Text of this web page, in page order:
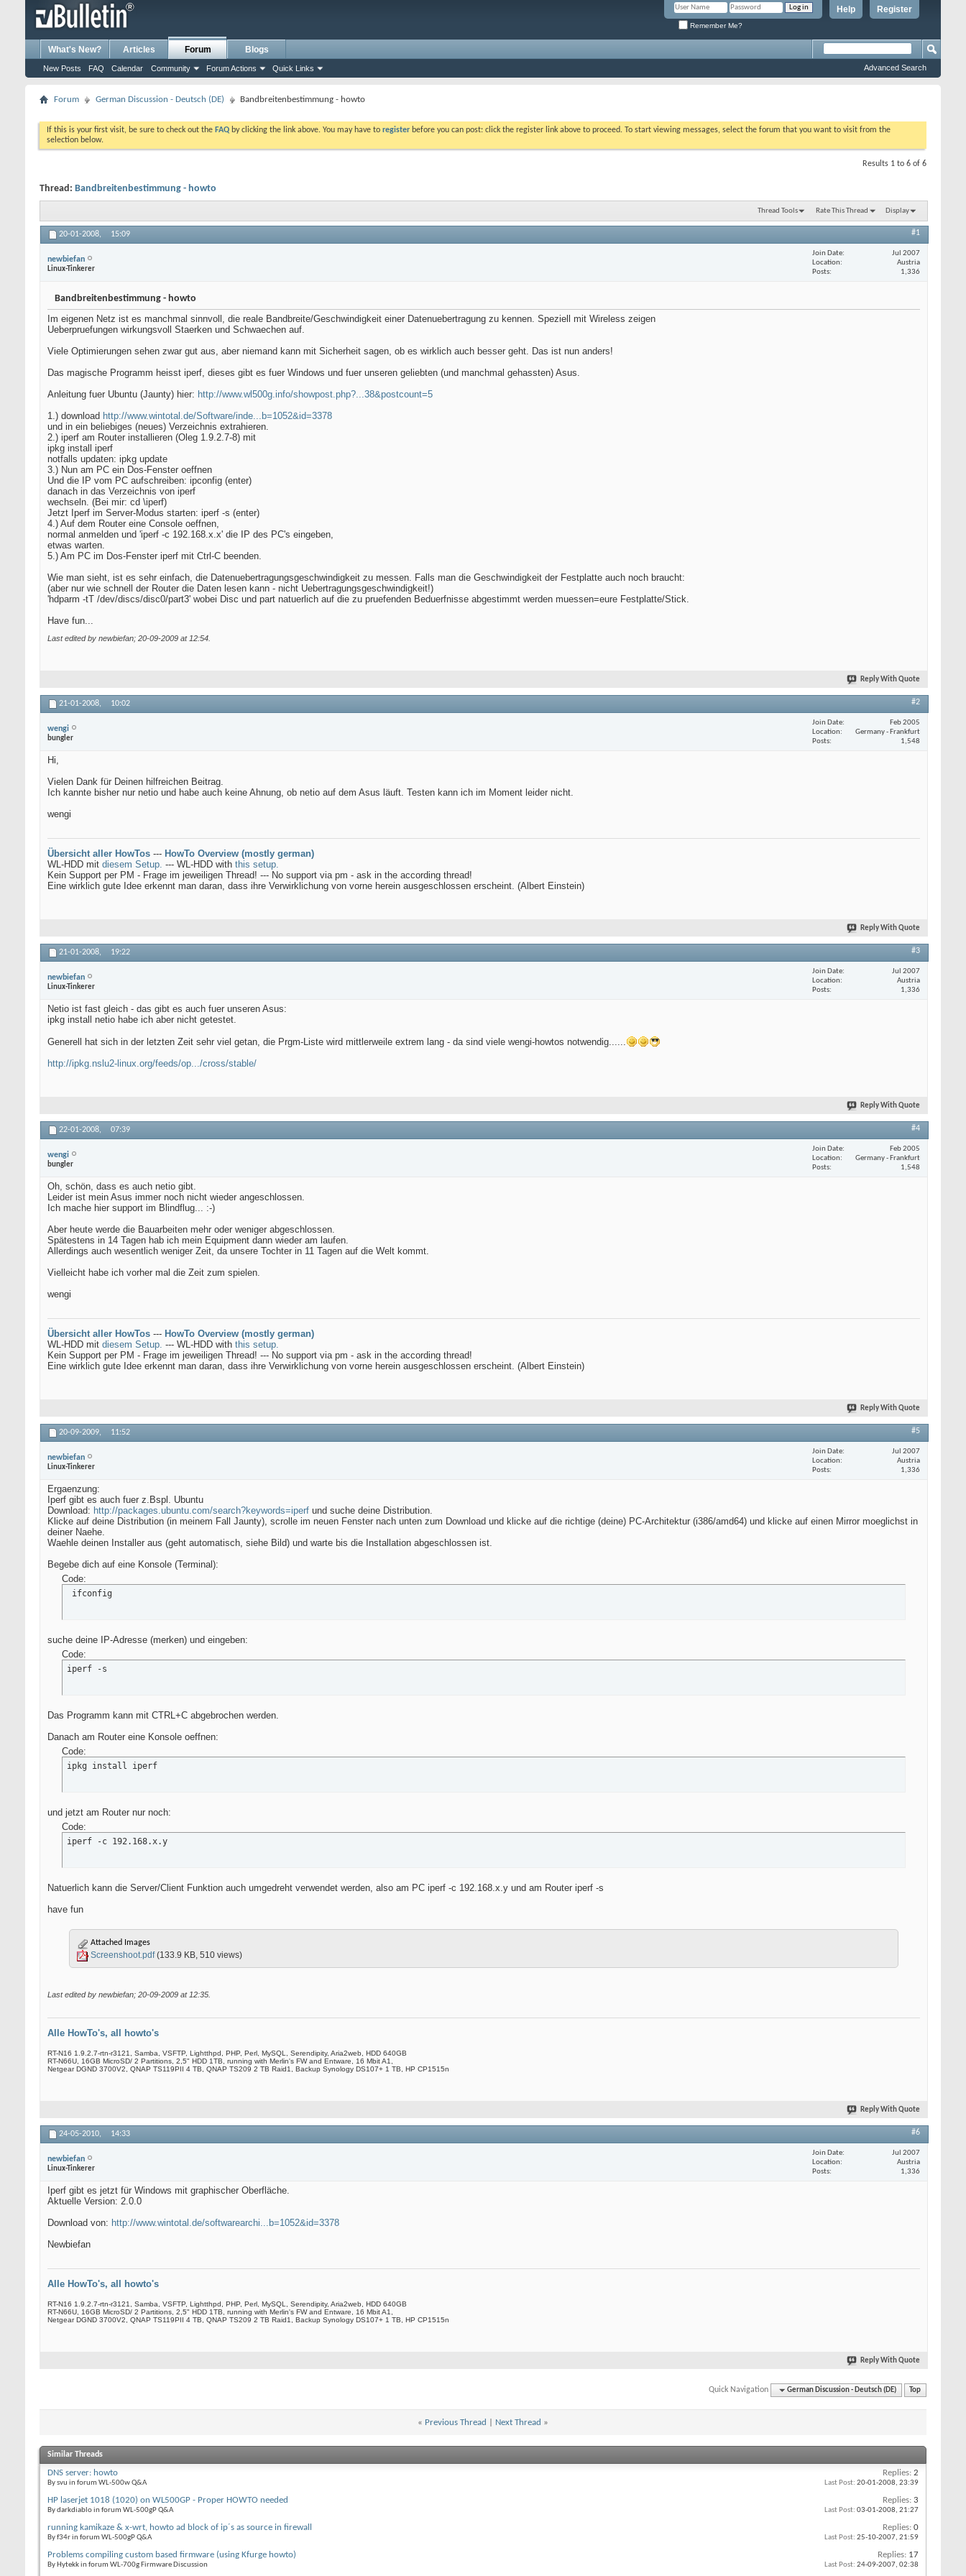
Register
Help
Remember Me?
What's New? Articles Forum
New Posts FAQ Calendar Community Forum Actions Quick Links
Blogs
Advanced Search
Forum German Discussion - Deutsch (DE) Bandbreitenbestimmung - howto
If this is your first visit, be sure to check out the FAQ by clicking the link above. You may have to register before you can post: click the register link above to proceed. To start viewing messages, select the forum that you want to visit from the
selection below.
Results 1 to 6 of 6
Thread: Bandbreitenbestimmung - howto
Thread Tools Rate This Thread Display
20-01-2008, 15:09 #1
newbiefan
Linux-Tinkerer
Join Date
Jul 2007
Location
Austria
Posts
1,336
Bandbreitenbestimmung - howto
Im eigenen Netz ist es manchmal sinnvoll, die reale Bandbreite/Geschwindigkeit einer Datenuebertragung zu kennen. Speziell mit Wireless zeigen
Ueberpruefungen wirkungsvoll Staerken und Schwaechen auf.
Viele Optimierungen sehen zwar gut aus, aber niemand kann mit Sicherheit sagen, ob es wirklich auch besser geht. Das ist nun anders!
Das magische Programm heisst iperf, dieses gibt es fuer Windows und fuer unseren geliebten (und manchmal gehassten) Asus.
Anleitung fuer Ubuntu (Jaunty) hier: http://www.wl500g.info/showpost.php?...38&postcount=5
1.) download http://www.wintotal.de/Software/inde...b=1052&id=3378
und in ein beliebiges (neues) Verzeichnis extrahieren.
2.) iperf am Router installieren (Oleg 1.9.2.7-8) mit
ipkg install iperf
notfalls updaten: ipkg update
3.) Nun am PC ein Dos-Fenster oeffnen
Und die IP vom PC aufschreiben: ipconfig (enter)
danach in das Verzeichnis von iperf
wechseln. (Bei mir: cd \iperf)
Jetzt Iperf im Server-Modus starten: iperf -s (enter)
4.) Auf dem Router eine Console oeffnen,
normal anmelden und 'iperf -c 192.168.x.x' die IP des PC's eingeben,
etwas warten.
5.) Am PC im Dos-Fenster iperf mit Ctrl-C beenden.
Wie man sieht, ist es sehr einfach, die Datenuebertragungsgeschwindigkeit zu messen. Falls man die Geschwindigkeit der Festplatte auch noch braucht:
(aber nur wie schnell der Router die Daten lesen kann - nicht Uebertragungsgeschwindigkeit!)
'hdparm -tT /dev/discs/disc0/part3' wobei Disc und part natuerlich auf die zu pruefenden Beduerfnisse abgestimmt werden muessen=eure Festplatte/Stick.
Have fun...
Last edited by newbiefan; 20-09-2009 at 12:54
Reply With Quote
21-01-2008, 10:02 #2
wengi
bungler
Join Date
Feb 2005
Location
Germany - Frankfurt
Posts
1,548
Hi,
Vielen Dank für Deinen hilfreichen Beitrag.
Ich kannte bisher nur netio und habe auch keine Ahnung, ob netio auf dem Asus läuft. Testen kann ich im Moment leider nicht.
wengi
Übersicht aller HowTos --- HowTo Overview (mostly german)
WL-HDD mit diesem Setup. --- WL-HDD with this setup.
Kein Support per PM - Frage im jeweiligen Thread! --- No support via pm - ask in the according thread!
Eine wirklich gute Idee erkennt man daran, dass ihre Verwirklichung von vorne herein ausgeschlossen erscheint. (Albert Einstein)
Reply With Quote
21-01-2008, 19:22 #3
newbiefan
Linux-Tinkerer
Join Date
Jul 2007
Location
Austria
Posts
1,336
Netio ist fast gleich - das gibt es auch fuer unseren Asus:
ipkg install netio habe ich aber nicht getestet.
Generell hat sich in der letzten Zeit sehr viel getan, die Prgm-Liste wird mittlerweile extrem lang - da sind viele wengi-howtos notwendig......
http://ipkg.nslu2-linux.org/feeds/op.../cross/stable/
Reply With Quote
22-01-2008, 07:39 #4
wengi
bungler
Join Date
Feb 2005
Location
Germany - Frankfurt
Posts
1,548
Oh, schön, dass es auch netio gibt.
Leider ist mein Asus immer noch nicht wieder angeschlossen.
Ich mache hier support im Blindflug... :-)
Aber heute werde die Bauarbeiten mehr oder weniger abgeschlossen.
Spätestens in 14 Tagen hab ich mein Equipment dann wieder am laufen.
Allerdings auch wesentlich weniger Zeit, da unsere Tochter in 11 Tagen auf die Welt kommt.
Vielleicht habe ich vorher mal die Zeit zum spielen.
wengi
Übersicht aller HowTos --- HowTo Overview (mostly german)
WL-HDD mit diesem Setup. --- WL-HDD with this setup.
Kein Support per PM - Frage im jeweiligen Thread! --- No support via pm - ask in the according thread!
Eine wirklich gute Idee erkennt man daran, dass ihre Verwirklichung von vorne herein ausgeschlossen erscheint. (Albert Einstein)
Reply With Quote
20-09-2009, 11:52 #5
newbiefan
Linux-Tinkerer
Join Date
Jul 2007
Location
Austria
Posts
1,336
Ergaenzung:
Iperf gibt es auch fuer z.Bspl. Ubuntu
Download: http://packages.ubuntu.com/search?keywords=iperf und suche deine Distribution.
Klicke auf deine Distribution (in meinem Fall Jaunty), scrolle im neuen Fenster nach unten zum Download und klicke auf die richtige (deine) PC-Architektur (i386/amd64) und klicke auf einen Mirror moeglichst in
deiner Naehe.
Waehle deinen Installer aus (geht automatisch, siehe Bild) und warte bis die Installation abgeschlossen ist.
Begebe dich auf eine Konsole (Terminal):
Code:
ifconfig
suche deine IP-Adresse (merken) und eingeben:
Code:
iperf -s
Das Programm kann mit CTRL+C abgebrochen werden.
Danach am Router eine Konsole oeffnen:
Code:
ipkg install iperf
und jetzt am Router nur noch:
Code:
iperf -c 192.168.x.y
Natuerlich kann die Server/Client Funktion auch umgedreht verwendet werden, also am PC iperf -c 192.168.x.y und am Router iperf -s
have fun
Attached Images
Screenshoot.pdf (133.9 KB, 510 views)
Last edited by newbiefan; 20-09-2009 at 12:35
Alle HowTo's, all howto's
RT-N16 1.9.2.7-rtn-r3121, Samba, VSFTP, Lightthpd, PHP, Perl, MySQL, Serendipity, Aria2web, HDD 640GB
RT-N66U, 16GB MicroSD/ 2 Partitions, 2,5" HDD 1TB, running with Merlin's FW and Entware, 16 Mbit A1,
Netgear DGND 3700V2, QNAP TS119PII 4 TB, QNAP TS209 2 TB Raid1, Backup Synology DS107+ 1 TB, HP CP1515n
Reply With Quote
24-05-2010, 14:33 #6
newbiefan
Linux-Tinkerer
Join Date
Jul 2007
Location
Austria
Posts
1,336
Iperf gibt es jetzt für Windows mit graphischer Oberfläche.
Aktuelle Version: 2.0.0
Download von: http://www.wintotal.de/softwarearchi...b=1052&id=3378
Newbiefan
Alle HowTo's, all howto's
RT-N16 1.9.2.7-rtn-r3121, Samba, VSFTP, Lightthpd, PHP, Perl, MySQL, Serendipity, Aria2web, HDD 640GB
RT-N66U, 16GB MicroSD/ 2 Partitions, 2,5" HDD 1TB, running with Merlin's FW and Entware, 16 Mbit A1,
Netgear DGND 3700V2, QNAP TS119PII 4 TB, QNAP TS209 2 TB Raid1, Backup Synology DS107+ 1 TB, HP CP1515n
Reply With Quote
Quick Navigation German Discussion - Deutsch (DE) Top
« Previous Thread Next Thread »
Similar Threads
DNS server: howto
By svu in forum WL-500w Q&A
Replies: 2
Last Post: 20-01-2008, 23:39
HP laserjet 1018 (1020) on WL500GP - Proper HOWTO needed
By darkdiablo in forum WL-500gP Q&A
Replies: 3
Last Post: 03-01-2008, 21:27
running kamikaze & x-wrt, howto ad block of ip´s as source in firewall
By f34r in forum WL-500gP Q&A
Replies: 0
Last Post: 25-10-2007, 21:59
Problems compiling custom based firmware (using Kfurge howto)
By Hytekk in forum WL-700g Firmware Discussion
Replies: 17
Last Post: 24-09-2007, 02:38